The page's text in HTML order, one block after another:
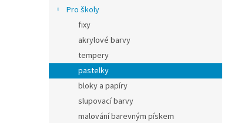
Pro školy
fixy
akrylové barvy
tempery
pastelky
bloky a papíry
slupovací barvy
malování barevným pískem